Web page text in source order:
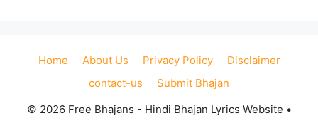
Home About Us Privacy Policy
Disclaimer
contact-us
Submit Bhajan
© 2026 Free Bhajans - Hindi Bhajan Lyrics Website •